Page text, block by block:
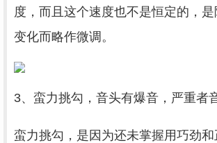
度，而且这个速度也不是恒定的，
变化而略作微调。
3、蛮力挑勾，音头有爆音，严重者
蛮力挑勾，是因为还未掌握用巧劲